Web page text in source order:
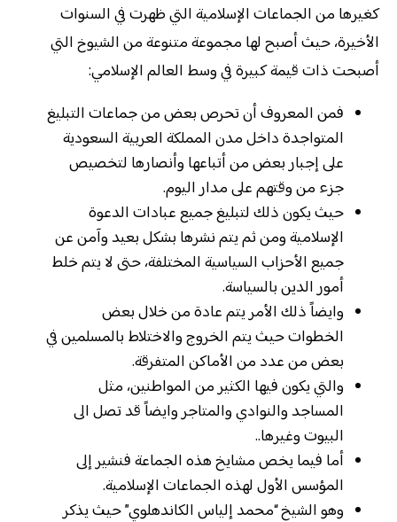
كغيرها من الجماعات الإسلامية التي ظهرت في السنوات
الأخيرة، حيث أصبح لها مجموعة متنوعة من الشيوخ التي
أصبحت ذات قيمة كبيرة في وسط العالم الإسلامي:
فمن المعروف أن تحرص بعض من جماعات التبليغ
المتواجدة داخل مدن المملكة العربية السعودية
على إجبار بعض من أتباعها وأنصارها لتخصيص
جزء من وقتهم على مدار اليوم.
حيث يكون ذلك لتبليغ جميع عبادات الدعوة
الإسلامية ومن ثم يتم نشرها بشكل بعيد وآمن عن
جميع الأحزاب السياسية المختلفة، حتى لا يتم خلط
أمور الدين بالسياسة.
وايضاً ذلك الأمر يتم عادة من خلال بعض
الخطوات حيث يتم الخروج والاختلاط بالمسلمين في
بعض من عدد من الأماكن المتفرقة.
والتي يكون فيها الكثير من المواطنين، مثل
المساجد والنوادي والمتاجر وايضاً قد تصل الى
البيوت وغيرها..
أما فيما يخص مشايخ هذه الجماعة فنشير إلى
المؤسس الأول لهذه الجماعات الإسلامية.
وهو الشيخ “محمد إلياس الكاندهلوي” حيث يذكر